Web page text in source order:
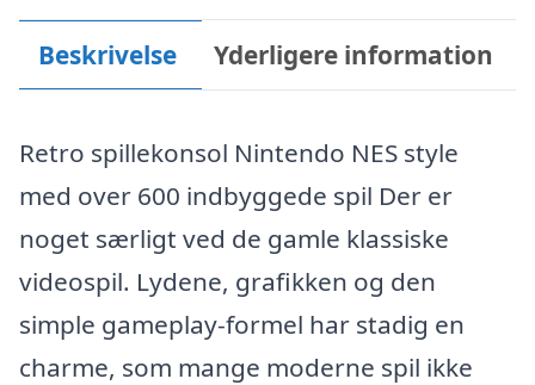
Beskrivelse Yderligere information
Retro spillekonsol Nintendo NES style
med over 600 indbyggede spil Der er
noget særligt ved de gamle klassiske
videospil. Lydene, grafikken og den
simple gameplay-formel har stadig en
charme, som mange moderne spil ikke